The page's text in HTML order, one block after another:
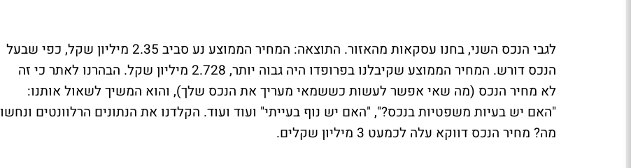
לגבי הנכס השני, בחנו עסקאות מהאזור. התוצאה: המחיר הממוצע נע סביב 2.35 מיליון שקל, כפי שבעל
הנכס דורש. המחיר הממוצע שקיבלנו בפרופדו היה גבוה יותר, 2.728 מיליון שקל. הבהרנו לאתר כי זה
לא מחיר הנכס (מה שאי אפשר לעשות כששמאי מעריך את הנכס שלך), והוא המשיך לשאול אותנו:
"האם יש בעיות משפטיות בנכס?", "האם יש נוף בעייתי" ועוד ועוד. הקלדנו את הנתונים הרלוונטים ונחשו
מה? מחיר הנכס דווקא עלה לכמעט 3 מיליון שקלים.